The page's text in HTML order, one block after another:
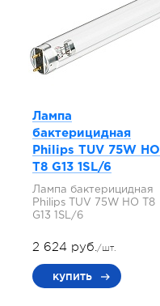
Лампа
бактерицидная
Philips TUV 75W HO
T8 G13 1SL/6
Лампа бактерицидная
Philips TUV 75W HO T8
G13 1SL/6
2 624 руб./шт.
купить